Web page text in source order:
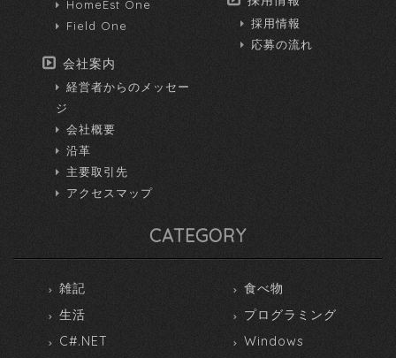
HomeEst One
Field One
会社案内
経営者からのメッセー
ジ
会社概要
沿革
主要取引先
アクセスマップ
採用情報
応募の流れ
CATEGORY
雑記
食べ物
生活
プログラミング
C#.NET
Windows